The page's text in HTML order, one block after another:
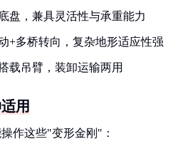
盘，兼具灵活性与承重能力
+多桥转向，复杂地形适应性强
载吊臂，装卸运输两用
用
作这些"变形金刚"：